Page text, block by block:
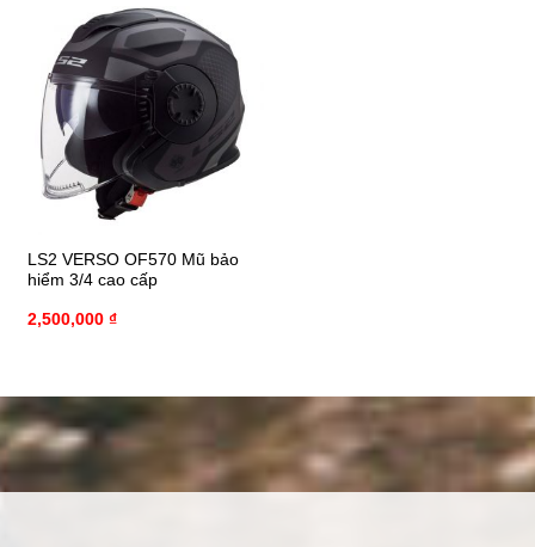
LS2 VERSO OF570 Mũ bảo
hiểm 3/4 cao cấp
2,500,000 ₫